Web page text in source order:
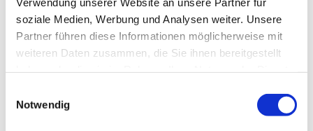
soziale Medien, Werbung und Analysen weiter. Unsere
Partner führen diese Informationen möglicherweise mit
weiteren Daten zusammen, die Sie ihnen bereitgestellt
Notwendig